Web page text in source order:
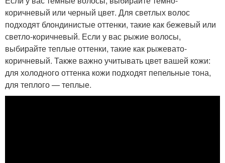
коричневый или черный цвет. Для светлых волос
подходят блондинистые оттенки, такие как бежевый или
светло-коричневый. Если у вас рыжие волосы,
выбирайте теплые оттенки, такие как рыжевато-
коричневый. Также важно учитывать цвет вашей кожи:
для холодного оттенка кожи подходят пепельные тона,
для теплого — теплые.